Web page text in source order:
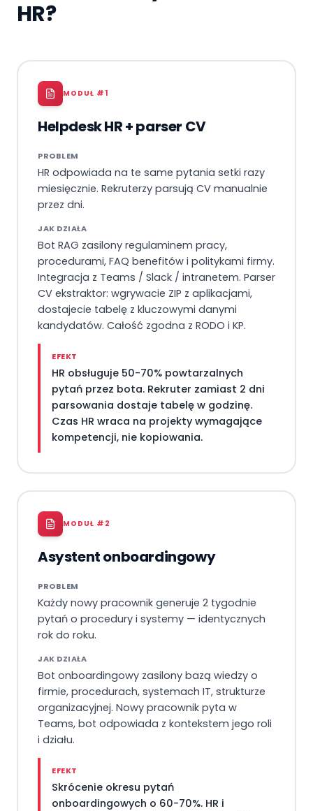
HR?
MODUŁ # 1
Helpdesk HR + parser CV
PROBLEM
HR odpowiada na te same pytania setki razy
miesięcznie. Rekruterzy parsują CV manualnie
przez dni.
JAK DZIAŁA
Bot RAG zasilony regulaminem pracy,
procedurami, FAQ benefitów i politykami firmy.
Integracja z Teams / Slack / intranetem. Parser
CV ekstraktor: wgrywacie ZIP z aplikacjami,
dostajecie tabelę z kluczowymi danymi
kandydatów. Całość zgodna z RODO i KP.
EFEKT
HR obsługuje 50-70% powtarzalnych
pytań przez bota. Rekruter zamiast 2 dni
parsowania dostaje tabelę w godzinę.
Czas HR wraca na projekty wymagające
kompetencji, nie kopiowania.
MODUŁ # 2
Asystent onboardingowy
PROBLEM
Każdy nowy pracownik generuje 2 tygodnie
pytań o procedury i systemy — identycznych
rok do roku.
JAK DZIAŁA
Bot onboardingowy zasilony bazą wiedzy o
firmie, procedurach, systemach IT, strukturze
organizacyjnej. Nowy pracownik pyta w
Teams, bot odpowiada z kontekstem jego roli
i działu.
EFEKT
Skrócenie okresu pytań
onboardingowych o 60-70%. HR i